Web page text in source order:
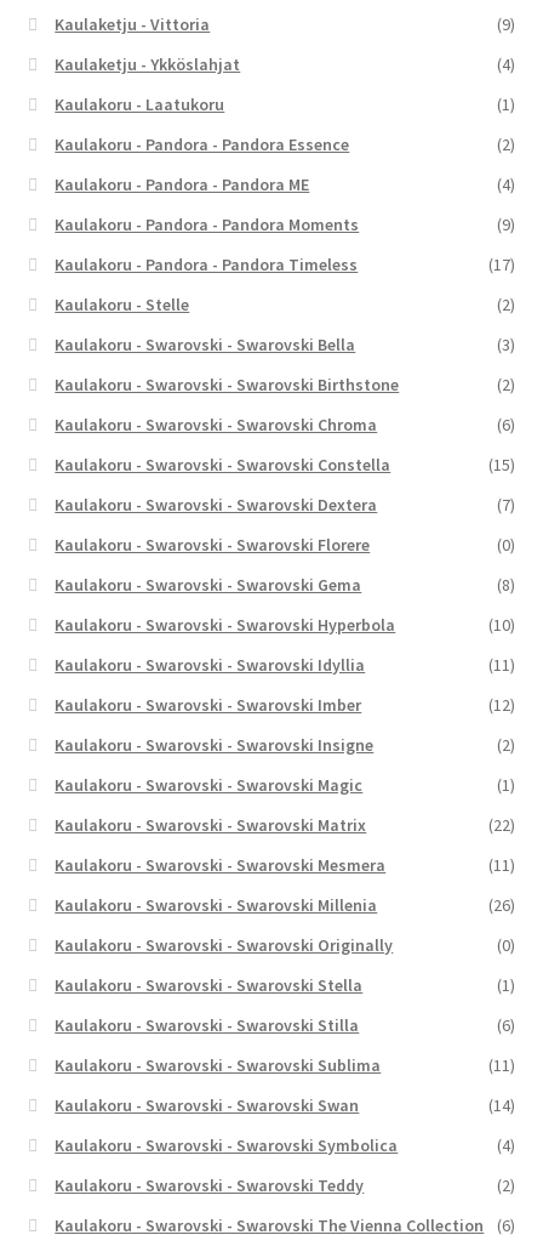
Kaulaketju - Vittoria
(9)
Kaulaketju - Ykköslahjat
(4)
Kaulakoru - Laatukoru
(1)
Kaulakoru - Pandora - Pandora Essence
(2)
Kaulakoru - Pandora - Pandora ME
(4)
Kaulakoru - Pandora - Pandora Moments
(9)
Kaulakoru - Pandora - Pandora Timeless
(17)
Kaulakoru - Stelle
(2)
Kaulakoru - Swarovski - Swarovski Bella
(3)
Kaulakoru - Swarovski - Swarovski Birthstone
(2)
Kaulakoru - Swarovski - Swarovski Chroma
(6)
Kaulakoru - Swarovski - Swarovski Constella
(15)
Kaulakoru - Swarovski - Swarovski Dextera
(7)
Kaulakoru - Swarovski - Swarovski Florere
(0)
Kaulakoru - Swarovski - Swarovski Gema
(8)
Kaulakoru - Swarovski - Swarovski Hyperbola
(10)
Kaulakoru - Swarovski - Swarovski Idyllia
(11)
Kaulakoru - Swarovski - Swarovski Imber
(12)
Kaulakoru - Swarovski - Swarovski Insigne
(2)
Kaulakoru - Swarovski - Swarovski Magic
(1)
Kaulakoru - Swarovski - Swarovski Matrix
(22)
Kaulakoru - Swarovski - Swarovski Mesmera
(11)
Kaulakoru - Swarovski - Swarovski Millenia
(26)
Kaulakoru - Swarovski - Swarovski Originally
(0)
Kaulakoru - Swarovski - Swarovski Stella
(1)
Kaulakoru - Swarovski - Swarovski Stilla
(6)
Kaulakoru - Swarovski - Swarovski Sublima
(11)
Kaulakoru - Swarovski - Swarovski Swan
(14)
Kaulakoru - Swarovski - Swarovski Symbolica
(4)
Kaulakoru - Swarovski - Swarovski Teddy
(2)
Kaulakoru - Swarovski - Swarovski The Vienna Collection
(6)